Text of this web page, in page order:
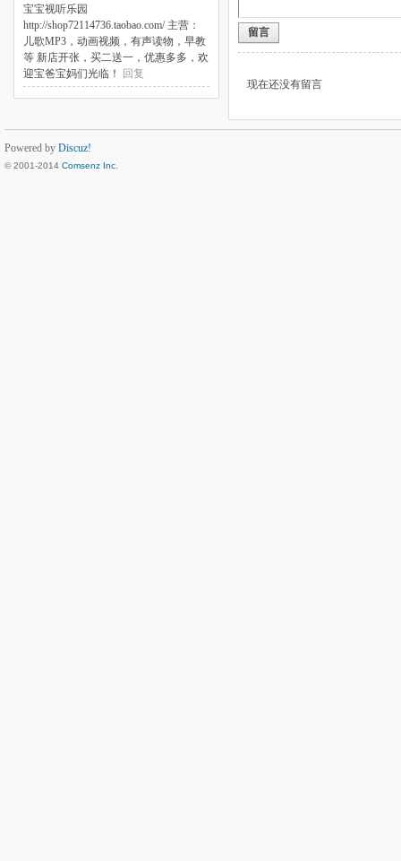
宝宝视听乐园
http://shop72114736.taobao.com/ 主营：
儿歌MP3，动画视频，有声读物，早教
等 新店开张，买二送一，优惠多多，欢
迎宝爸宝妈们光临！
回复
留言
现在还没有留言
Powered by Discuz!
© 2001-2014 Comsenz Inc.